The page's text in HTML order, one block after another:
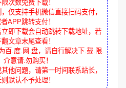
次数免费下载！
仅支持手机微信直接扫码支付，
APP跳转支付！
立即下载会自动跳转下载地址，若
文章末尾查看！
百.度.网.盘，请自行解决下.载.限.
介意请.勿购买！
他问题，请第一时间联系站长，
默认不予处理！